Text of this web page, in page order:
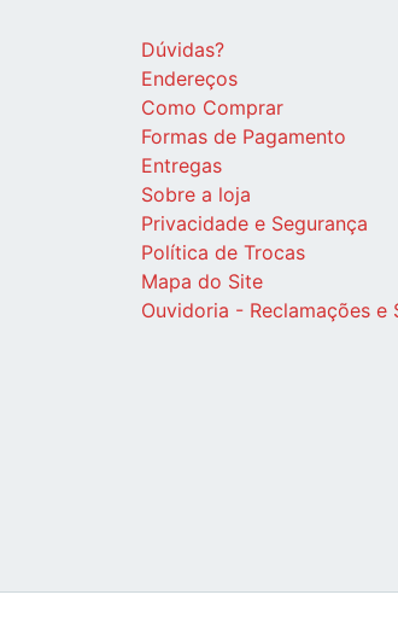
Dúvidas?
Endereços
Como Comprar
Formas de Pagamento
Entregas
Sobre a loja
Privacidade e Segurança
Política de Trocas
Mapa do Site
Ouvidoria - Reclamações e